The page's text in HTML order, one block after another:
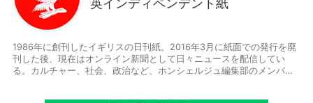
英インディペンデント紙
1986年に創刊したイギリスの日刊紙。2016年3月に紙面での発行を廃
刊した後、現在はオンライン新聞として日々ニュースを配信してい
る。カルチャー、社会、政治など、ホンシェルジュ編集部のメンバー